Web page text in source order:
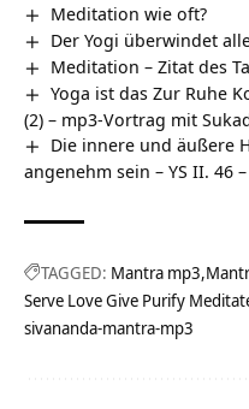
Meditation wie oft?
Der Yogi überwindet
Meditation – Zitat des
Yoga ist das Zur Ruhe
(2) – mp3-Vortrag mit
Die innere und äußere
angenehm sein – YS II. 46
TAGGED: Mantra mp3
Serve Love Give Purify
sivananda-mantra-mp3